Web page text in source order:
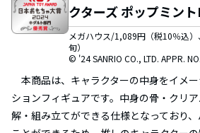
クターズ ポップミン
メガハウス/1,089円（税10％込
旬）
© '24 SANRIO CO., LTD. APPR.
本商品は、キャラクターの中身をイメ
ションフィギュアです。中身の骨・クリ
解・組み立てができる仕様となっており